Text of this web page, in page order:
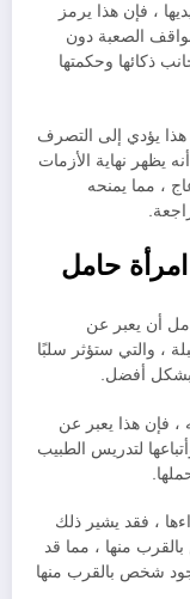
، فإن هذا يرمز
الصعبة دون
ذكائها وحكمتها
هذا يؤدي إلى التصرف
يظهر نهاية الأزمات
، مما يمنحه
حامل
أن يعبر عن
، والتي ستؤثر سلبًا
بشكل أفضل.
، فإن هذا يعبر عن
لتدريس الطبيب
، فقد يشير ذلك
منها ، مما قد
شخص بالقرب منها